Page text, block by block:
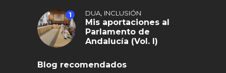
1 DUA, INCLUSIÓN
Mis aportaciones al
Parlamento de
Andalucía (Vol. I)
Blog recomendados